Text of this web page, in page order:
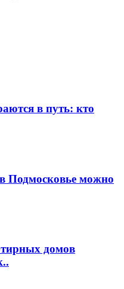
в путь: кто
Подмосковье можно
домов